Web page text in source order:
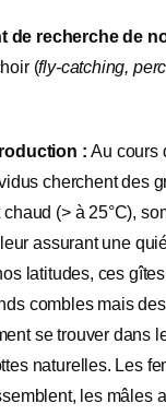
de recherche de
(fly-catching,
:Au cours
cherchent des
(> à 25°C),
assurant une
latitudes, ces
combles mais
se trouver dans
naturelles. Les
les mâles